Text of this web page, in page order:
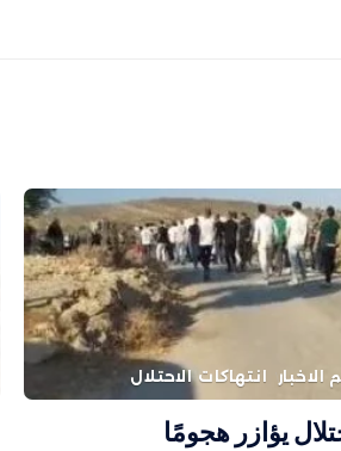
الاخبار انتهاكات الاحتلال
يؤازر هجومًا